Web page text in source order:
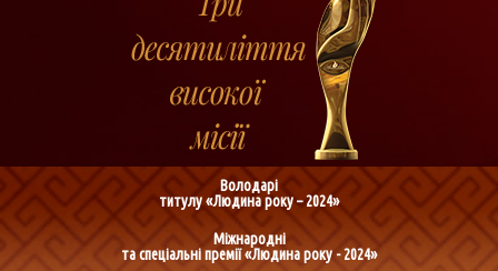
Володарі
титулу «Людина року – 2024»
Міжнародні
та спеціальні премії «Людина року - 2024»